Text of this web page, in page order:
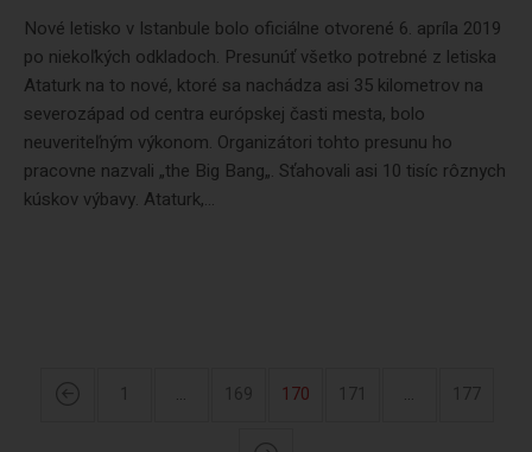
Nové letisko v Istanbule bolo oficiálne otvorené 6. apríla 2019
po niekoľkých odkladoch. Presunúť všetko potrebné z letiska
Ataturk na to nové, ktoré sa nachádza asi 35 kilometrov na
severozápad od centra európskej časti mesta, bolo
neuveriteľným výkonom. Organizátori tohto presunu ho
pracovne nazvali „the Big Bang„. Sťahovali asi 10 tisíc rôznych
kúskov výbavy. Ataturk,...
1 … 169 170 171 … 177